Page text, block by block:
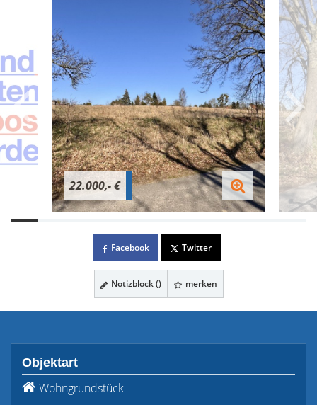
22.000,- €
Facebook Twitter
Notizblock () merken
Objektart
Wohngrundstück